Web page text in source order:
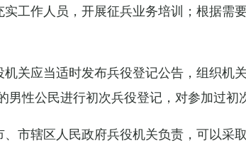
工作人员，开展征兵业务培训；根据需
关应当适时发布兵役登记公告，组织机
性公民进行初次兵役登记，对参加过初
市辖区人民政府兵役机关负责，可以采